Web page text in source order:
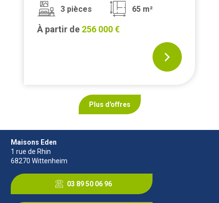
3 pièces 65 m²
À partir de 256 000 €
Plus d'offres
Maisons Eden
1 rue de Rhin
68270 Wittenheim
03 89 50 06 96